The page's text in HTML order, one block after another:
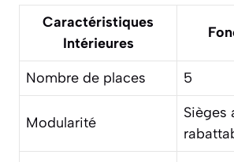
Caractéristiques
Intérieures
Nombre de places 5
Modularité
Sièges